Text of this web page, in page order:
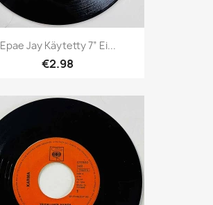
Epae Jay Käytetty 7” Ei...
€2.98